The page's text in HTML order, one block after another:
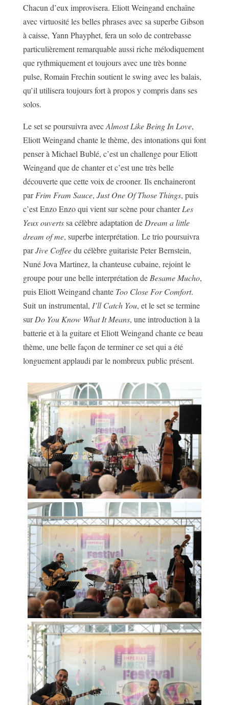
Chacun d’eux improvisera. Eliott Weingand enchaîne
avec virtuosité les belles phrases avec sa superbe Gibson
à caisse, Yann Phayphet, fera un solo de contrebasse
particulièrement remarquable aussi riche mélodiquement
que rythmiquement et toujours avec une très bonne
pulse, Romain Frechin soutient le swing avec les balais,
qu’il utilisera toujours fort à propos y compris dans ses
solos.
Le set se poursuivra avecAlmost Like Being In Love,
Eliott Weingand chante le thème, des intonations qui font
penser à Michael Bublé, c’est un challenge pour Eliott
Weingand que de chanter et c’est une très belle
découverte que cette voix de crooner. Ils enchaineront
parFrim Fram Sauce, Just One Of Those Things, puis
c’est Enzo Enzo qui vient sur scène pour chanterLes
Yeux ouvertssa célèbre adaptation deDream a little
dream of me, superbe interprétation. Le trio poursuivra
parJive Coffeedu célèbre guitariste Peter Bernstein,
Nuné Jova Martinez, la chanteuse cubaine, rejoint le
groupe pour une belle interprétation deBesame Mucho,
puis Eliott Weingand chante Too Close For Comfort.
Suit un instrumental, I’ll Catch You, et le set se termine
surDo You Know What It Means, une introduction à la
batterie et à la guitare et Eliott Weingand chante ce beau
thème, une belle façon de terminer ce set qui a été
longuement applaudi par le nombreux public présent.